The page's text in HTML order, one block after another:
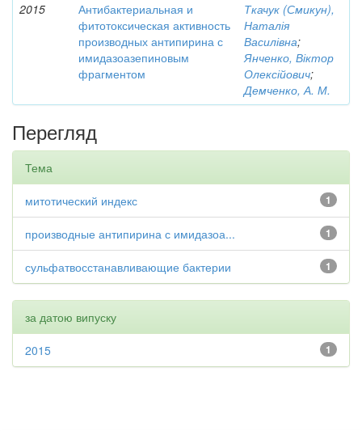
2015
Антибактериальная и
фитотоксическая активность
производных антипирина с
имидазоазепиновым
фрагментом
Ткачук (Смикун),
Наталія
Василівна;
Янченко, Віктор
Олексійович;
Демченко, А. М.
Перегляд
Тема
1
митотический индекс
1
производные антипирина с имидазоа...
1
сульфатвосстанавливающие бактерии
за датою випуску
1
2015